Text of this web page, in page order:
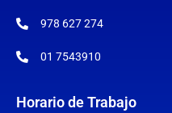
978 627 274
01 7543910
Horario de Trabajo